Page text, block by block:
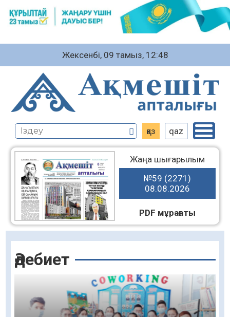
Жексенбі, 09 тамыз, 12:48
қаз qaz
Жаңа шығарылым
№59 (2271)
08.08.2026
PDF мұрағаты
Әдебиет